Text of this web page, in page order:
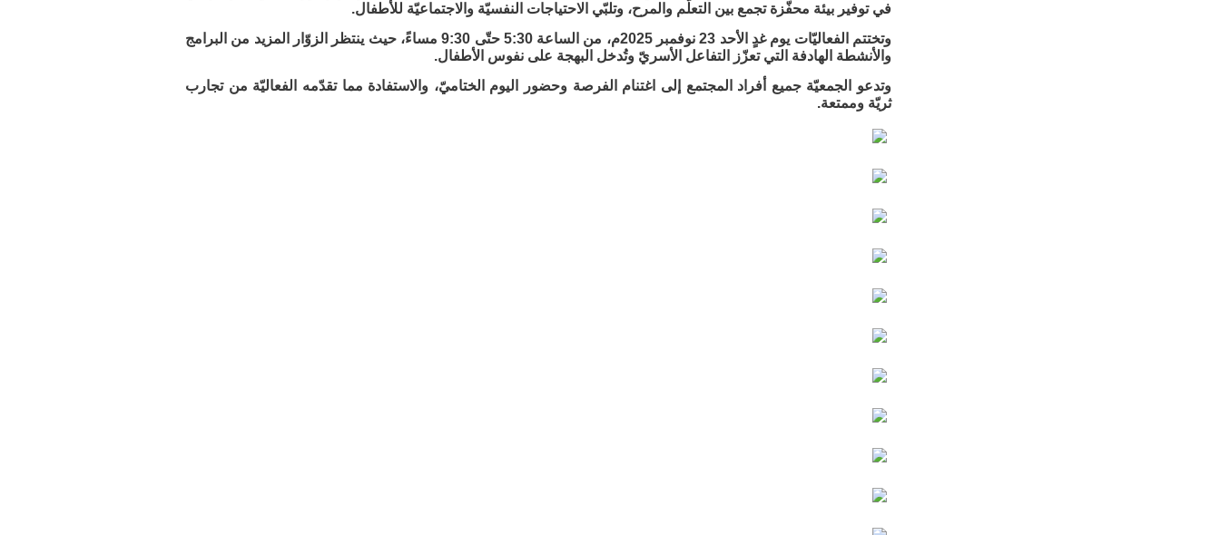
في توفير بيئة محفّزة تجمع بين التعلّم والمرح، وتلبّي الاحتياجات النفسيّة والاجتماعيّة للأطفال.
وتختتم الفعاليّات يوم غدٍ الأحد 23 نوفمبر 2025م، من الساعة 5:30 حتّى 9:30 مساءً، حيث ينتظر الزوّار المزيد من البرامج
والأنشطة الهادفة التي تعزّز التفاعل الأسريّ وتُدخل البهجة على نفوس الأطفال.
وتدعو الجمعيّة جميع أفراد المجتمع إلى اغتنام الفرصة وحضور اليوم الختاميّ، والاستفادة مما تقدّمه الفعاليّة من تجارب
ثريّة وممتعة.